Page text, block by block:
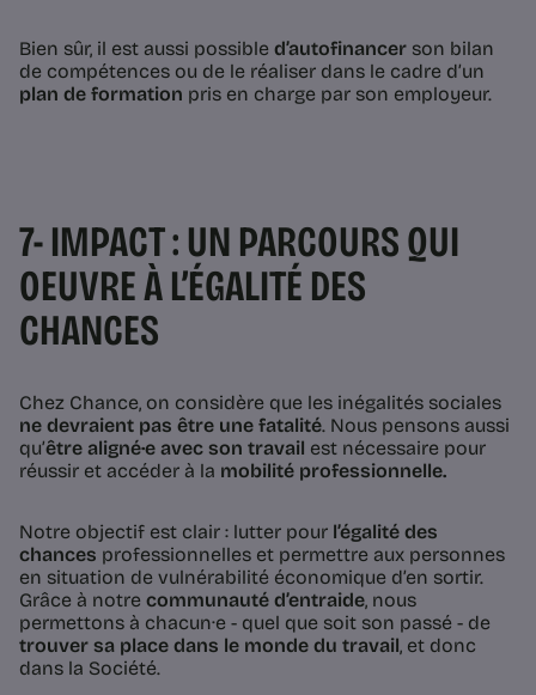
Bien sûr, il est aussi possible d’autofinancer son bilan
de compétences ou de le réaliser dans le cadre d’un
plan de formation pris en charge par son employeur.
7- IMPACT : UN PARCOURS QUI
OEUVRE À L’ÉGALITÉ DES
CHANCES
Chez Chance, on considère que les inégalités sociales
ne devraient pas être une fatalité. Nous pensons aussi
qu’être aligné·e avec son travail est nécessaire pour
réussir et accéder à la mobilité professionnelle.
Notre objectif est clair : lutter pour l’égalité des
chances professionnelles et permettre aux personnes
en situation de vulnérabilité économique d’en sortir.
Grâce à notre communauté d’entraide, nous
permettons à chacun·e - quel que soit son passé - de
trouver sa place dans le monde du travail, et donc
dans la Société.